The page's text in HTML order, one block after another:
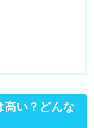
高い？どんな